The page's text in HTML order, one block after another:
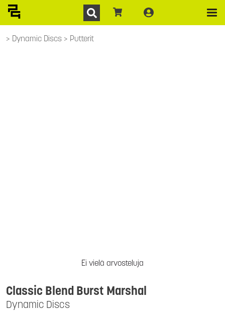
Dynamic Discs Putterit
Ei vielä arvosteluja
Dynamic Discs
Classic Blend Burst Marshal